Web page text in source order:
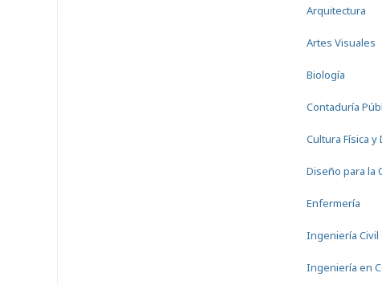
Arquitectura
Artes Visuales
Biología
Contaduría
Cultura Física
Diseño para la
Enfermería
Ingeniería Civil
Ingeniería en